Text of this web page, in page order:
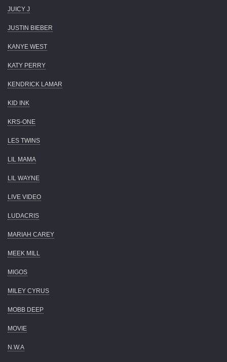
JUICY J
JUSTIN BIEBER
KANYE WEST
KATY PERRY
KENDRICK LAMAR
KID INK
KRS-ONE
LES TWINS
LIL MAMA
LIL WAYNE
LIVE VIDEO
LUDACRIS
MARIAH CAREY
MEEK MILL
MIGOS
MILEY CYRUS
MOBB DEEP
MOVIE
N.W.A